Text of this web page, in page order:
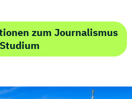
zum Journalismus
Studium